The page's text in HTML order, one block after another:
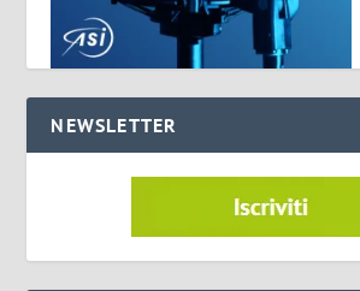
NEWSLETTER